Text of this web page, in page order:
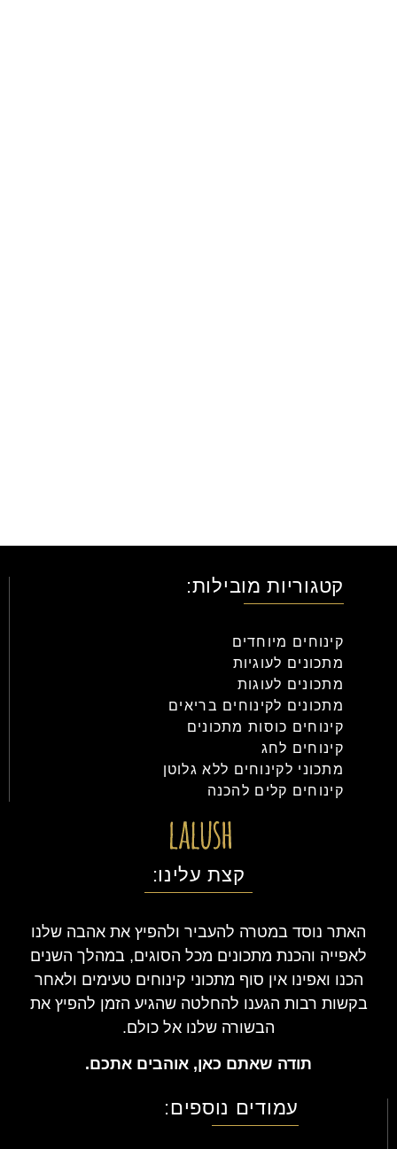
קטגוריות מובילות:
קינוחים מיוחדים
מתכונים לעוגיות
מתכונים לעוגות
מתכונים לקינוחים בריאים
קינוחים כוסות מתכונים
קינוחים לחג
מתכוני לקינוחים ללא גלוטן
קינוחים קלים להכנה
קצת עלינו:
האתר נוסד במטרה להעביר ולהפיץ את אהבה שלנו
לאפייה והכנת מתכונים מכל הסוגים, במהלך השנים
הכנו ואפינו אין סוף מתכוני קינוחים טעימים ולאחר
בקשות רבות הגענו להחלטה שהגיע הזמן להפיץ את
הבשורה שלנו אל כולם.
תודה שאתם כאן, אוהבים אתכם.
עמודים נוספים: